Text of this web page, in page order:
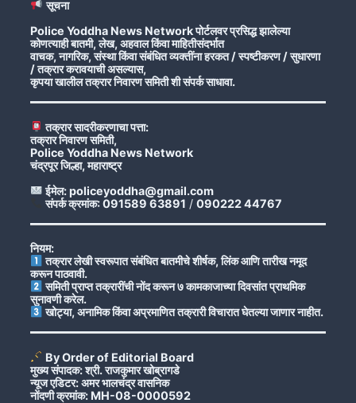
सूचना
Police Yoddha News Network पोर्टलवर प्रसिद्ध झालेल्या
कोणत्याही बातमी, लेख, अहवाल किंवा माहितीसंदर्भात
वाचक, नागरिक, संस्था किंवा संबंधित व्यक्तींना हरकत / स्पष्टीकरण / सुधारणा
/ तक्रार करावयाची असल्यास,
कृपया खालील तक्रार निवारण समिती शी संपर्क साधावा.
तक्रार सादरीकरणाचा पत्ता:
तक्रार निवारण समिती,
Police Yoddha News Network
चंद्रपूर जिल्हा, महाराष्ट्र
ईमेल: policeyoddha@gmail.com
संपर्क क्रमांक: 091589 63891 / 090222 44767
नियम:
तक्रार लेखी स्वरूपात संबंधित बातमीचे शीर्षक, लिंक आणि तारीख नमूद
करून पाठवावी.
समिती प्राप्त तक्रारींची नोंद करून ७ कामकाजाच्या दिवसांत प्राथमिक
सुनावणी करेल.
खोट्या, अनामिक किंवा अप्रमाणित तक्रारी विचारात घेतल्या जाणार नाहीत.
By Order of Editorial Board
मुख्य संपादक: श्री. राजकुमार खोब्रागडे
न्यूज एडिटर: अमर भालचंद्र वासनिक
नोंदणी क्रमांक: MH-08-0000592